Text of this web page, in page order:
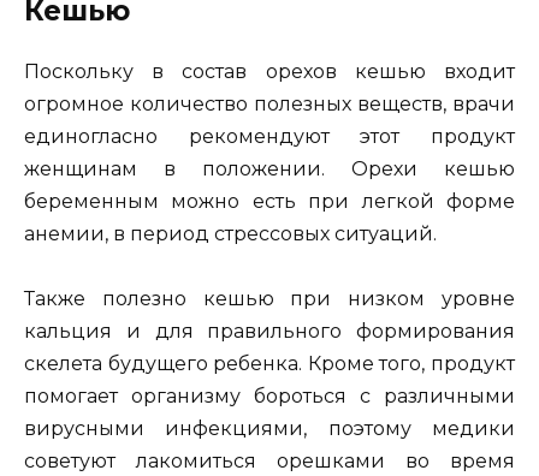
Кешью
Поскольку в состав орехов кешью входит
огромное количество полезных веществ, врачи
единогласно рекомендуют этот продукт
женщинам в положении. Орехи кешью
беременным можно есть при легкой форме
анемии, в период стрессовых ситуаций.
Также полезно кешью при низком уровне
кальция и для правильного формирования
скелета будущего ребенка. Кроме того, продукт
помогает организму бороться с различными
вирусными инфекциями, поэтому медики
советуют лакомиться орешками во время